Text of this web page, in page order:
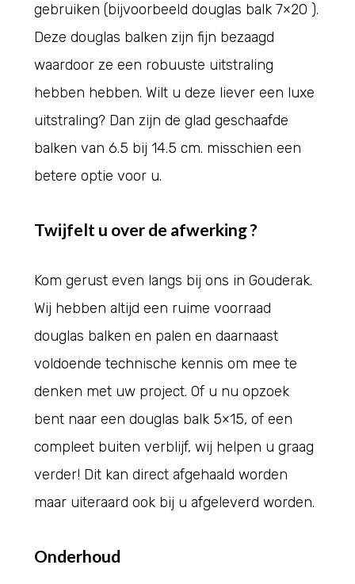
gebruiken (bijvoorbeeld douglas balk 7×20 ).
Deze douglas balken zijn fijn bezaagd
waardoor ze een robuuste uitstraling
hebben hebben. Wilt u deze liever een luxe
uitstraling? Dan zijn de glad geschaafde
balken van 6.5 bij 14.5 cm. misschien een
betere optie voor u.
Twijfelt u over de afwerking ?
Kom gerust even langs bij ons in Gouderak.
Wij hebben altijd een ruime voorraad
douglas balken en palen en daarnaast
voldoende technische kennis om mee te
denken met uw project. Of u nu opzoek
bent naar een douglas balk 5×15, of een
compleet buiten verblijf, wij helpen u graag
verder! Dit kan direct afgehaald worden
maar uiteraard ook bij u afgeleverd worden.
Onderhoud